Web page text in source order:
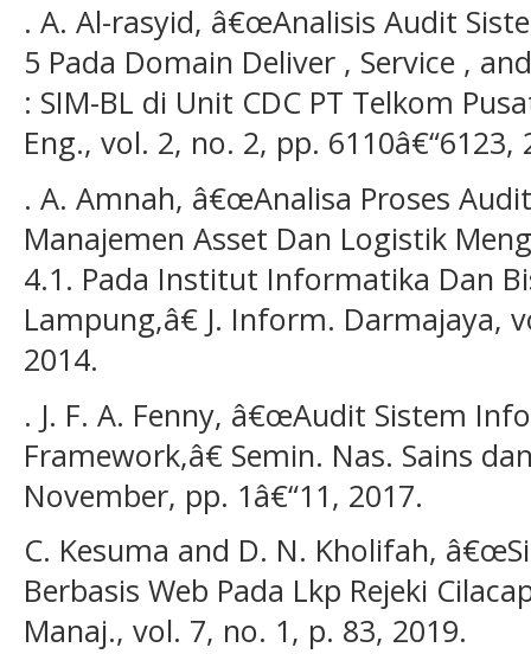
. A. Al-rasyid, â€œAnalisis Audit
5 Pada Domain Deliver , Service ,
: SIM-BL di Unit CDC PT Telkom
Eng., vol. 2, no. 2, pp. 6110â€“6123,
. A. Amnah, â€œAnalisa Proses
Manajemen Asset Dan Logistik
4.1. Pada Institut Informatika Dan
Lampung,â€ J. Inform. Darmajaya,
2014.
. J. F. A. Fenny, â€œAudit Sistem
Framework,â€ Semin. Nas. Sains
November, pp. 1â€“11, 2017.
C. Kesuma and D. N. Kholifah,
Berbasis Web Pada Lkp Rejeki
Manaj., vol. 7, no. 1, p. 83, 2019.